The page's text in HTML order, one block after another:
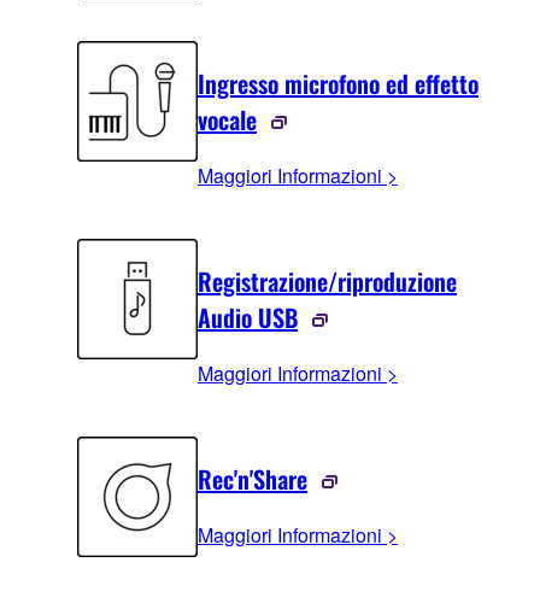
Ingresso microfono ed effetto
vocale
Maggiori Informazioni >
Registrazione/riproduzione
Audio USB
Maggiori Informazioni >
Rec'n'Share
Maggiori Informazioni >